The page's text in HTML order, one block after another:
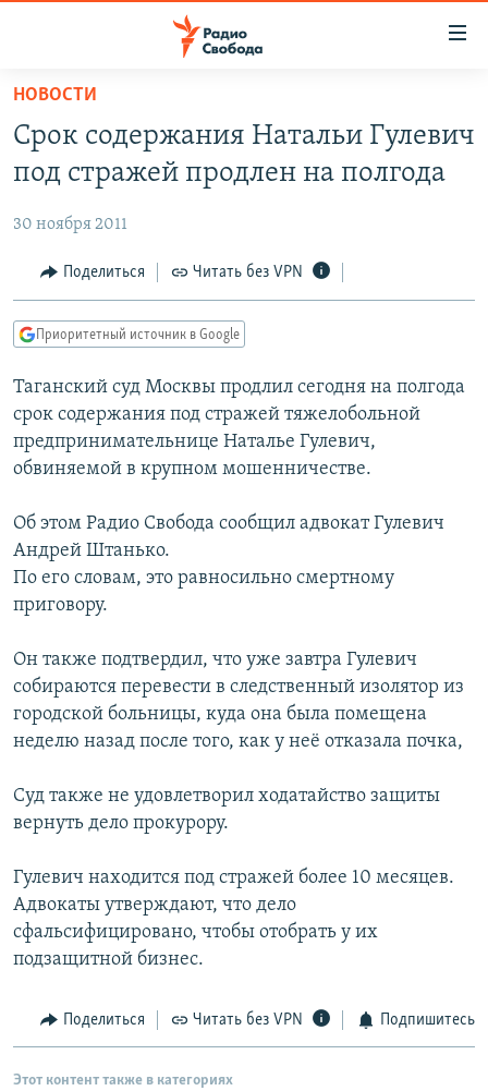
упрощенного
доступа
основному
Вернутся
главной
навигации
Вернутся
поиску
ПОДКАСТЫ
АВТОРСКИЕ ПРОЕКТЫ
ЦИТАТЫ СВОБОДЫ
МНЕНИЯ
IDEL.РЕАЛИИ
КАВКАЗ.РЕАЛИИ
СЕВЕР.РЕАЛИИ
СИБИРЬ.РЕАЛИИ
РАСПИСАНИЕ ВЕЩАНИЯ
ПОДПИШИТЕСЬ НА РАССЫЛКУ
СОЦИАЛЬНЫЕ СЕТИ
Все сайты РСЕ/РС
НОВОСТИ
Срок содержания Натальи Гулевич
под стражей продлен на полгода
30 ноября 2011
Поделиться Читать без VPN
Приоритетный источник в Google
Таганский суд Москвы продлил сегодня на полгода
срок содержания под стражей тяжелобольной
предпринимательнице Наталье Гулевич,
обвиняемой в крупном мошенничестве.
Об этом Радио Свобода сообщил адвокат Гулевич
Андрей Штанько.
По его словам, это равносильно смертному
приговору.
Он также подтвердил, что уже завтра Гулевич
собираются перевести в следственный изолятор из
городской больницы, куда она была помещена
неделю назад после того, как у неё отказала почка,
Суд также не удовлетворил ходатайство защиты
вернуть дело прокурору.
Гулевич находится под стражей более 10 месяцев.
Адвокаты утверждают, что дело
сфальсифицировано, чтобы отобрать у их
подзащитной бизнес.
Поделиться Читать без VPN Подпишитесь
Этот контент также в категориях